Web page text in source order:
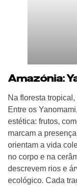
Amazónia:
Na floresta
Entre os
estética: frutos,
marcam a
orientam a vida
no corpo e na
descrevem rios e
ecológico. Cada